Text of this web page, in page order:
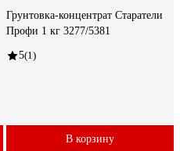
Грунтовка-концентрат Старатели
Профи 1 кг 3277/5381
5(1)
В корзину